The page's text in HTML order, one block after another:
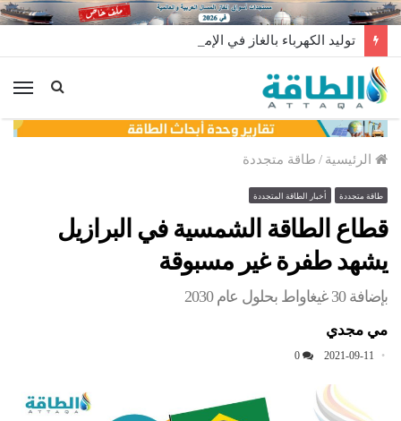
توليد الكهرباء بالغاز في الإمارات يرتفع للعام الثاني
الرئيسية / طاقة متجددة
طاقة متجددة أخبار الطاقة المتجددة
قطاع الطاقة الشمسية في البرازيل
يشهد طفرة غير مسبوقة
بإضافة 30 غيغاواط بحلول عام 2030
مي مجدي
2021-09-11
0